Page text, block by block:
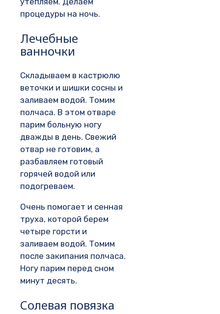
процедуры на ночь.
Лечебные
ванночки
Складываем в кастрюлю
веточки и шишки сосны и
заливаем водой. Томим
полчаса. В этом отваре
парим больную ногу
дважды в день. Свежий
отвар не готовим, а
разбавляем готовый
горячей водой или
подогреваем.
Очень помогает и сенная
труха, которой берем
четыре горсти и
заливаем водой. Томим
после закипания полчаса.
Ногу парим перед сном
минут десять.
Солевая повязка